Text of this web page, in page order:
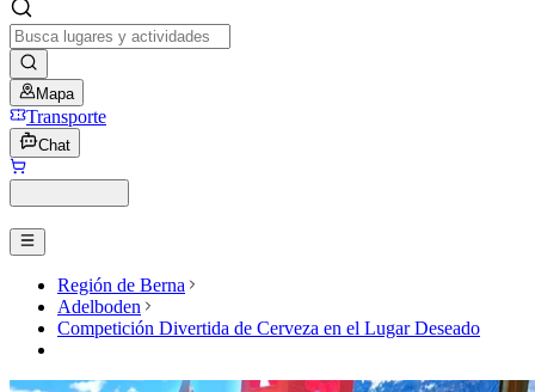
Mapa
Transporte
Chat
Región de Berna
Adelboden
Competición Divertida de Cerveza en el Lugar Deseado